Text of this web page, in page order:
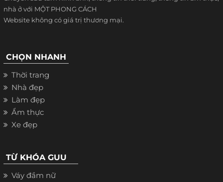
nhà ở với MỘT PHONG CÁCH
Website không có giá trị thương mại.
CHỌN NHANH
Thời trang
Nhà đẹp
Làm đẹp
Ẩm thực
Xe đẹp
TỪ KHÓA GUU
Váy đầm nữ